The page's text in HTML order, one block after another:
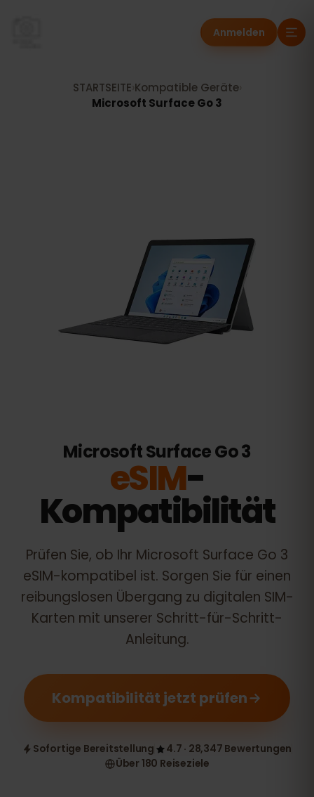
Anmelden
STARTSEITE Kompatible Geräte›
Microsoft Surface Go 3
Microsoft Surface Go 3
eSIM-
Kompatibilität
Prüfen Sie, ob Ihr Microsoft Surface Go 3
eSIM-kompatibel ist. Sorgen Sie für einen
reibungslosen Übergang zu digitalen SIM-
Karten mit unserer Schritt-für-Schritt-
Anleitung.
Kompatibilität jetzt prüfen
Sofortige Bereitstellung
4.7 · 28,347 Bewertungen
Über 180 Reiseziele